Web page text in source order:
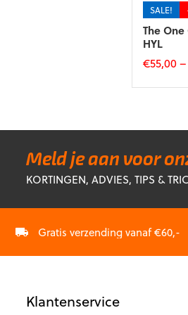
SALE!
The
HYL
€55,00–
meerdere
Deze
kan
op
Meld je aan voor
KORTINGEN, ADVIES, TIPS &
Gratis verzending vanaf €60,-
Klantenservice